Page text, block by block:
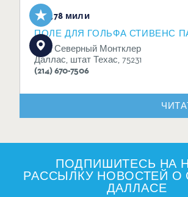
3,78 мили
ПОЛЕ ДЛЯ ГОЛЬФА СТИВЕНС
1005 Северный Монтклер
Даллас, штат Техас, 75231
(214) 670-7506
ПОДПИШИТЕСЬ НА
РАССЫЛКУ НОВОСТЕЙ О
ДАЛЛАСЕ